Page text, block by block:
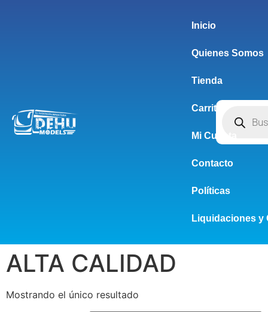
Inicio
Quienes Somos
Tienda
Carrito
Mi Cuenta
Contacto
Políticas
Liquidaciones y
ALTA CALIDAD
Mostrando el único resultado